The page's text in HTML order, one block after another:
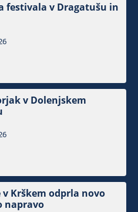
festivala v Dragatušu in
v Dolenjskem
v Krškem odprla novo
napravo